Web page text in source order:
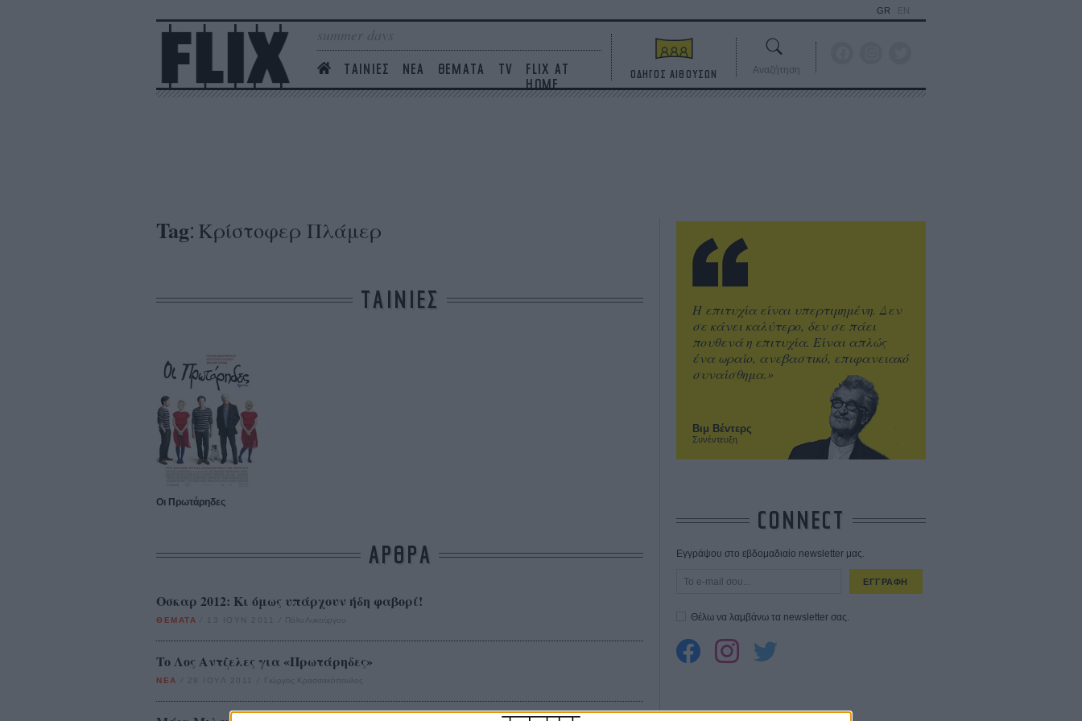
summer days
ΤΑΙΝΙΕΣ ΝΕΑ ΘΕΜΑΤΑ TV
FLIX AT
HOME
GR EN
ΟΔΗΓΟΣ ΑΙΘΟΥΣΩΝ Αναζήτηση
Tag: Κρίστοφερ Πλάμερ
ΤΑΙΝΙΕΣ
Οι Πρωτάρηδες
ΑΡΘΡΑ
Oσκαρ 2012: Κι όμως υπάρχουν ήδη φαβορί!
ΘΕΜΑΤΑ 13 ΙΟΥΝ 2011 Πόλυ Λυκούργου
To Λος Αντζελες για «Πρωτάρηδες»
ΝΕΑ 29 ΙΟΥΛ 2011 Γιώργος Κρασσακόπουλος
Βιμ Βέντερς
Συνέντευξη
Η επιτυχία είναι υπερτιμημένη. Δεν
σε κάνει καλύτερο, δεν σε πάει
πουθενά η επιτυχία. Είναι απλώς
ένα ωραίο, ανεβαστικό, επιφανειακό
συναίσθημα.»
CONNECT
Εγγράψου στο εβδομαδιαίο newsletter μας.
ΕΓΓΡΑΦΗ
Θέλω να λαμβάνω τα newsletter σας.